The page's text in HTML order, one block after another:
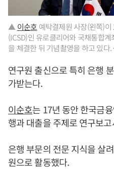
▲ 이순호 예탁결제원 사장(왼쪽)
(ICSD)인 유로클리어와 국채통합
을 체결한 뒤 기념촬영을 하고 있다
연구원 출신으로 특히 은행
가받는다.
이순호는 17년 동안 한국금
행과 대출을 주제로 연구보
은행 부문의 전문 지식을 살
원으로 활동했다.